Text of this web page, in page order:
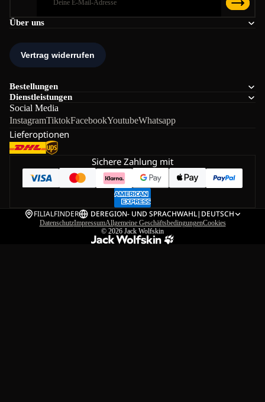
Über uns
Bestellungen
Dienstleistungen
Social Media
InstagramTiktokFacebookYoutubeWhatsapp
Lieferoptionen
Sichere Zahlung mit
FILIALFINDER DEREGION- UND SPRACHWAHL| DEUTSCH
DatenschutzImpressumAllgemeine GeschäftsbedingungenCookies
© 2026 Jack Wolfskin